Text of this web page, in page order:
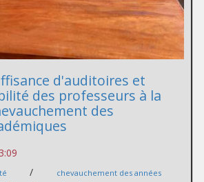
d'auditoires et
des professeurs à la
des
/
chevauchement des années